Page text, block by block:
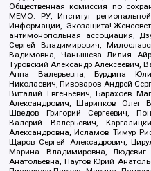
Общественная комиссия по
МЕМО. РУ, Институт
Информации, Экозащита!-
антимонопольная ассоциация,
Сергей Владимирович,
Вадимовна, Чанышева Лилия
Туровский Александр Алексеевич,
Анна Валерьевна, Бурдина
Николаевич, Пивоваров Андрей
Виталий Евгеньевич, Барахоев
Александрович, Шарипков Олег
Шведов Григорий Сергеевич,
Валерий Валерьевич,
Александровна, Исламов Тимур
Щаров Сергей Алексадрович,
Марина Владимировна,
Анатольевна, Паутов Юрий